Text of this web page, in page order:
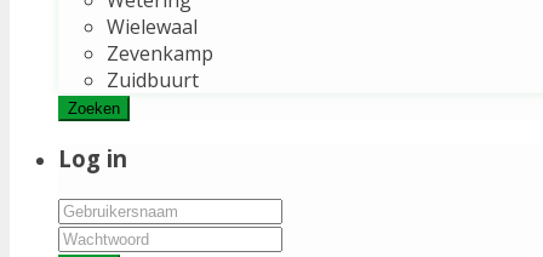
Wielewaal
Zevenkamp
Zuidbuurt
Zoeken
Log in